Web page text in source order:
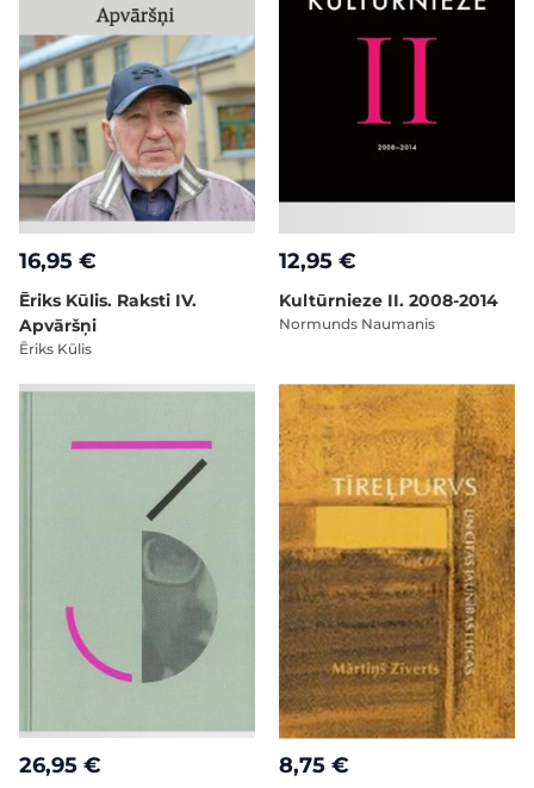
16,95 €
Ēriks Kūlis. Raksti IV.
Apvāršņi
Ēriks Kūlis
12,95 €
Kultūrnieze II. 2008-2014
Normunds Naumanis
26,95 € 8,75 €